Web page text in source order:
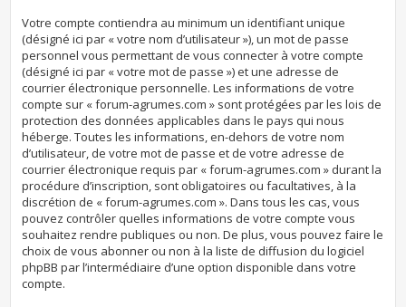
Votre compte contiendra au minimum un identifiant unique
(désigné ici par « votre nom d’utilisateur »), un mot de passe
personnel vous permettant de vous connecter à votre compte
(désigné ici par « votre mot de passe ») et une adresse de
courrier électronique personnelle. Les informations de votre
compte sur « forum-agrumes.com » sont protégées par les lois de
protection des données applicables dans le pays qui nous
héberge. Toutes les informations, en-dehors de votre nom
d’utilisateur, de votre mot de passe et de votre adresse de
courrier électronique requis par « forum-agrumes.com » durant la
procédure d’inscription, sont obligatoires ou facultatives, à la
discrétion de « forum-agrumes.com ». Dans tous les cas, vous
pouvez contrôler quelles informations de votre compte vous
souhaitez rendre publiques ou non. De plus, vous pouvez faire le
choix de vous abonner ou non à la liste de diffusion du logiciel
phpBB par l’intermédiaire d’une option disponible dans votre
compte.